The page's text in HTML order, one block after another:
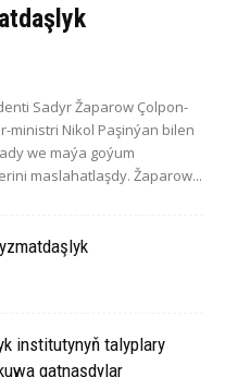
Sadyr Žaparow Çolpon-
ministri Nikol Paşinýan bilen
we maýa goýum
maslahatlaşdy. Žaparow...
institutynyň talyplary
gatnaşdylar